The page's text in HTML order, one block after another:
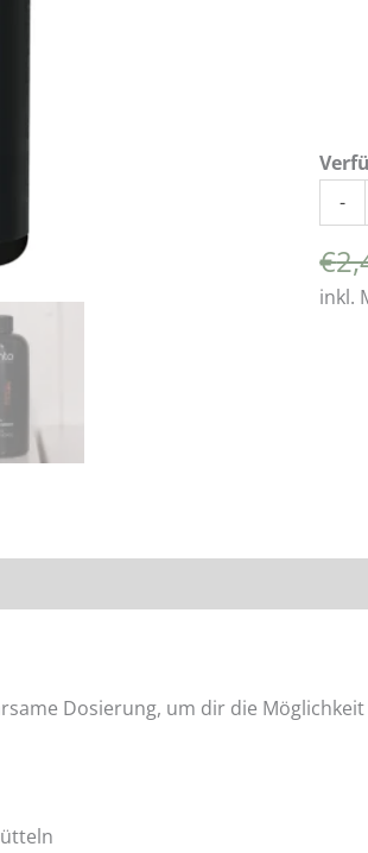
-
€
inkl.
Dosierung, um dir die